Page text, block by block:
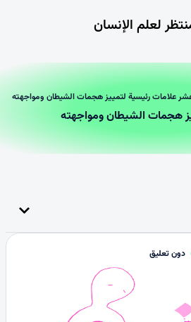
لعلم الإنسان
علامات رئيسية لتمييز هجمات الشيطان ومواجهته
هجمات الشيطان ومواجهته
دون تعليق